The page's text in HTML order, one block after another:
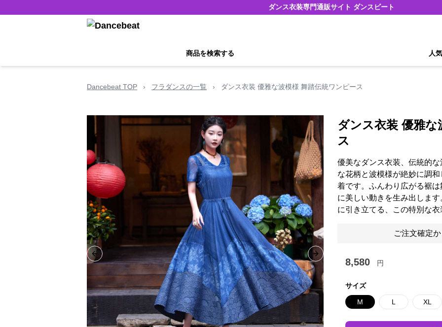
ダンス衣装専門通販サイト ダンスビート
商品を検索する 人
Dancebeat TOP › フラダンスの一覧 › ダンス衣装 優雅な波模様 舞踏伝統ワンピース
Previous slide Next slide
ダンス衣装 優雅
ス
優美なダンス衣装、伝統的
な花柄と波模様が絶妙に調
着です。ふんわり広がる裾
に美しい動きを生み出しま
に引き立てる、この特別な
ご注文確定
8,580 円
サイズ
M L XL